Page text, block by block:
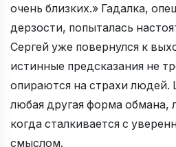
очень близких.» Гадалка,
дерзости, попыталась
Сергей уже повернулся к
истинные предсказания не
опираются на страхи людей.
любая другая форма обмана,
когда сталкивается с
смыслом.